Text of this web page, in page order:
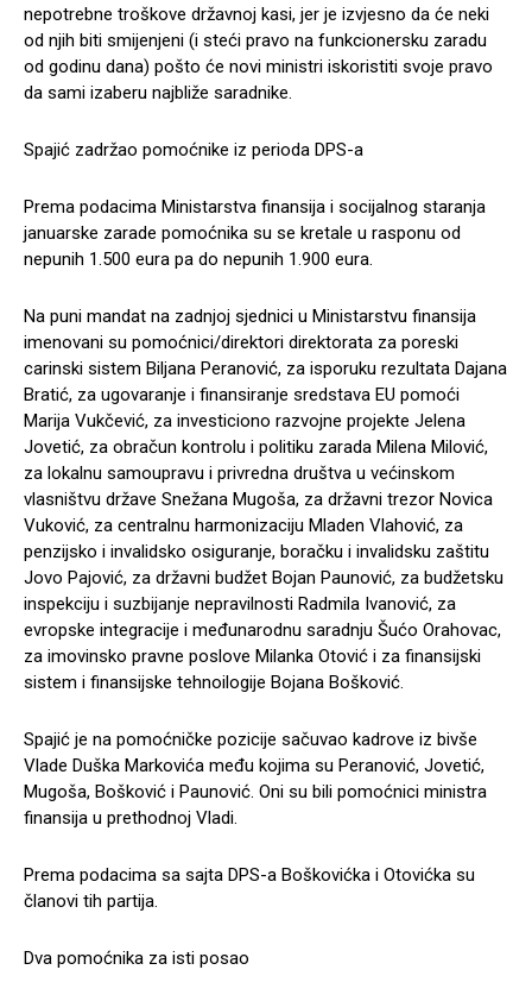
nepotrebne troškove državnoj kasi, jer je izvjesno da će neki
od njih biti smijenjeni (i steći pravo na funkcionersku zaradu
od godinu dana) pošto će novi ministri iskoristiti svoje pravo
da sami izaberu najbliže saradnike.
Spajić zadržao pomoćnike iz perioda DPS-a
Prema podacima Ministarstva finansija i socijalnog staranja
januarske zarade pomoćnika su se kretale u rasponu od
nepunih 1.500 eura pa do nepunih 1.900 eura.
Na puni mandat na zadnjoj sjednici u Ministarstvu finansija
imenovani su pomoćnici/direktori direktorata za poreski
carinski sistem Biljana Peranović, za isporuku rezultata Dajana
Bratić, za ugovaranje i finansiranje sredstava EU pomoći
Marija Vukčević, za investiciono razvojne projekte Jelena
Jovetić, za obračun kontrolu i politiku zarada Milena Milović,
za lokalnu samoupravu i privredna društva u većinskom
vlasništvu države Snežana Mugoša, za državni trezor Novica
Vuković, za centralnu harmonizaciju Mladen Vlahović, za
penzijsko i invalidsko osiguranje, boračku i invalidsku zaštitu
Jovo Pajović, za državni budžet Bojan Paunović, za budžetsku
inspekciju i suzbijanje nepravilnosti Radmila Ivanović, za
evropske integracije i međunarodnu saradnju Šućo Orahovac,
za imovinsko pravne poslove Milanka Otović i za finansijski
sistem i finansijske tehnoilogije Bojana Bošković.
Spajić je na pomoćničke pozicije sačuvao kadrove iz bivše
Vlade Duška Markovića među kojima su Peranović, Jovetić,
Mugoša, Bošković i Paunović. Oni su bili pomoćnici ministra
finansija u prethodnoj Vladi.
Prema podacima sa sajta DPS-a Boškovićka i Otovićka su
članovi tih partija.
Dva pomoćnika za isti posao